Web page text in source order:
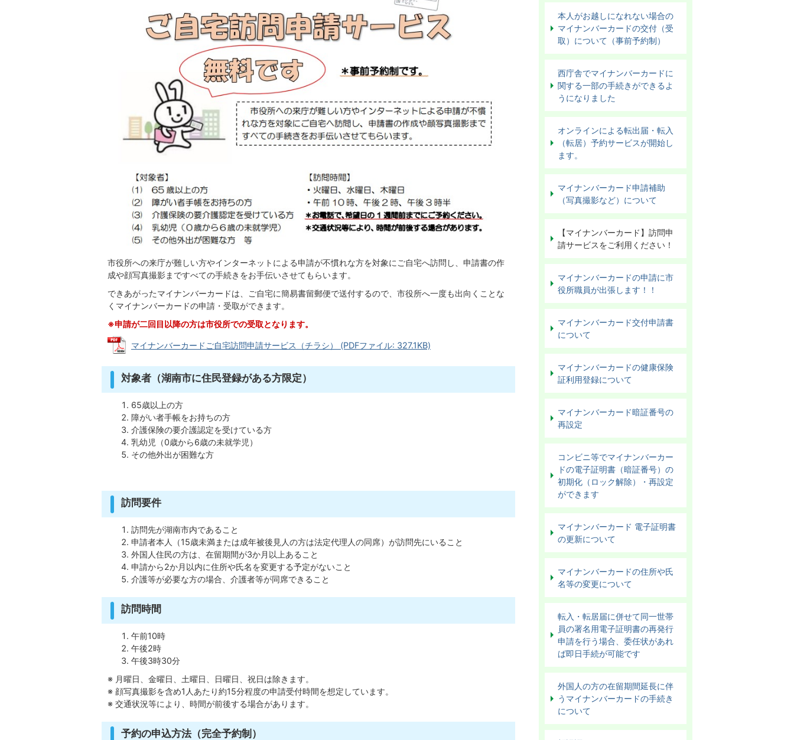
市役所への来庁が難しい方やインターネットによる申請が不慣れな方を対象にご自宅へ訪問し、申請書の作
成や顔写真撮影まですべての手続きをお手伝いさせてもらいます。
できあがったマイナンバーカードは、ご自宅に簡易書留郵便で送付するので、市役所へ一度も出向くことな
くマイナンバーカードの申請・受取ができます。
※申請が二回目以降の方は市役所での受取となります。
マイナンバーカードご自宅訪問申請サービス（チラシ） (PDFファイル: 327.1KB)
対象者（湖南市に住民登録がある方限定）
65歳以上の方
障がい者手帳をお持ちの方
介護保険の要介護認定を受けている方
乳幼児（0歳から6歳の未就学児）
その他外出が困難な方
訪問要件
訪問先が湖南市内であること
申請者本人（15歳未満または成年被後見人の方は法定代理人の同席）が訪問先にいること
外国人住民の方は、在留期間が3か月以上あること
申請から2か月以内に住所や氏名を変更する予定がないこと
介護等が必要な方の場合、介護者等が同席できること
訪問時間
午前10時
午後2時
午後3時30分
※ 月曜日、金曜日、土曜日、日曜日、祝日は除きます。
※ 顔写真撮影を含め1人あたり約15分程度の申請受付時間を想定しています。
※ 交通状況等により、時間が前後する場合があります。
予約の申込方法（完全予約制）
本人がお越しになれない場合の
マイナンバーカードの交付（受
取）について（事前予約制）
西庁舎でマイナンバーカードに
関する一部の手続きができるよ
うになりました
オンラインによる転出届・転入
（転居）予約サービスが開始し
ます。
マイナンバーカード申請補助
（写真撮影など）について
【マイナンバーカード】訪問申
請サービスをご利用ください！
マイナンバーカードの申請に市
役所職員が出張します！！
マイナンバーカード交付申請書
について
マイナンバーカードの健康保険
証利用登録について
マイナンバーカード暗証番号の
再設定
コンビニ等でマイナンバーカー
ドの電子証明書（暗証番号）の
初期化（ロック解除）・再設定
ができます
マイナンバーカード 電子証明書
の更新について
マイナンバーカードの住所や氏
名等の変更について
転入・転居届に併せて同一世帯
員の署名用電子証明書の再発行
申請を行う場合、委任状があれ
ば即日手続が可能です
外国人の方の在留期間延長に伴
うマイナンバーカードの手続き
について